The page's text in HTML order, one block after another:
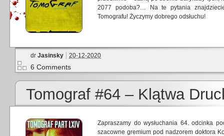
2077 podoba?… Na te pytania
Tomografu! Życzymy dobrego odsłuchu!
dr Jasinsky 20-12-2020
6 Comments
Tomograf #64 – Klątwa
Zapraszamy do wysłuchania 64. odcinka
szacowne gremium pod nadzorem doktora